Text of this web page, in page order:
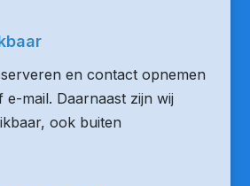
en contact opnemen
mail. Daarnaast zijn wij
ook buiten